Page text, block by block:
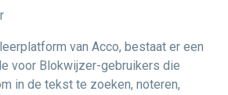
van Acco, bestaat er een
voor Blokwijzer-gebruikers die
in de tekst te zoeken, noteren,